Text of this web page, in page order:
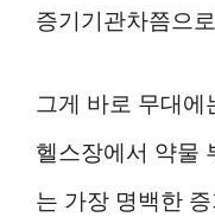
증기기관차쯤으
그게 바로 무대에
헬스장에서 약물
는 가장 명백한